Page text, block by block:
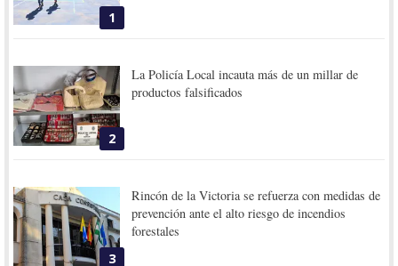
1
2
La Policía Local incauta más de un millar de
productos falsificados
3
Rincón de la Victoria se refuerza con medidas de
prevención ante el alto riesgo de incendios
forestales